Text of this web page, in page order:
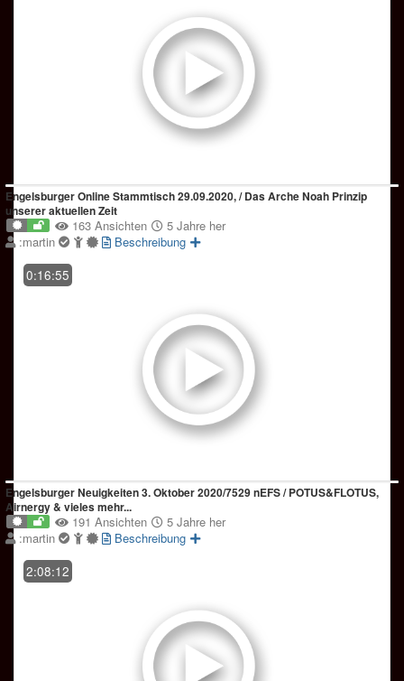
Engelsburger Online Stammtisch 29.09.2020, / Das Arche Noah Prinzip
unserer aktuellen Zeit
163 Ansichten
5 Jahre her
:martin
Beschreibung
0:16:55
Engelsburger Neuigkeiten 3. Oktober 2020/7529 nEFS / POTUS&FLOTUS,
Airnergy & vieles mehr...
191 Ansichten
5 Jahre her
:martin
Beschreibung
2:08:12